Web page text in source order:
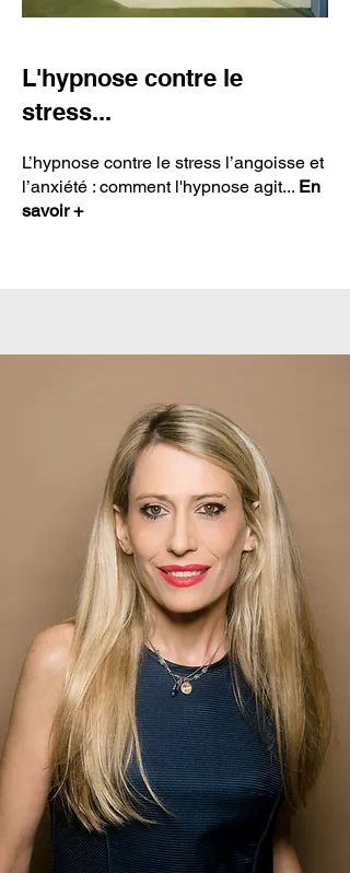
L'hypnose contre le
stress...
L’hypnose contre le stress l’angoisse et
l’anxiété : comment l'hypnose agit... En
savoir +